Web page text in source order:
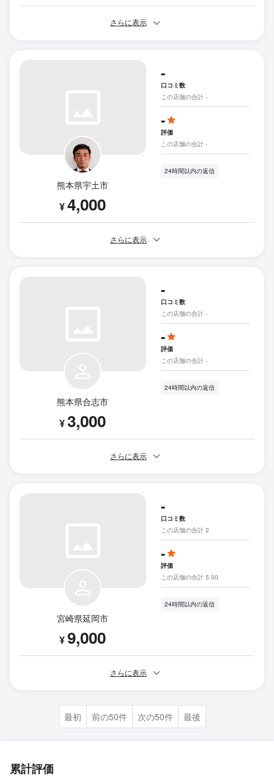
さらに表示
熊本県宇土市
¥4,000
-
口コミ数
この店舗の合計 -
-
評価
この店舗の合計 -
24時間以内の返信
さらに表示
熊本県合志市
¥3,000
-
口コミ数
この店舗の合計 -
-
評価
この店舗の合計 -
24時間以内の返信
さらに表示
宮崎県延岡市
¥9,000
-
口コミ数
この店舗の合計 2
-
評価
この店舗の合計 5.00
24時間以内の返信
さらに表示
最初 前の50件 次の50件 最後
累計評価